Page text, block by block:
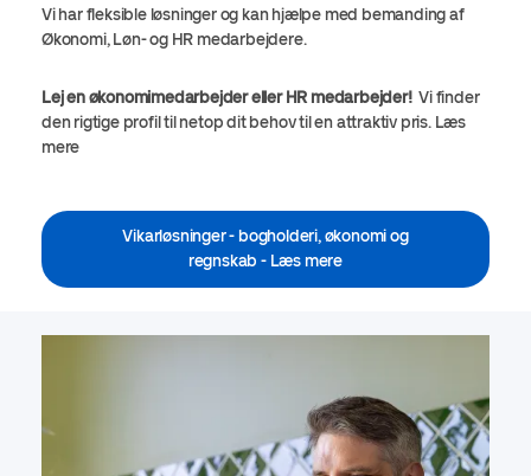
Vi har fleksible løsninger og kan hjælpe med bemanding af
Økonomi, Løn- og HR medarbejdere.
Lej en økonomimedarbejder eller HR medarbejder! Vi finder
den rigtige profil til netop dit behov til en attraktiv pris. Læs
mere
Vikarløsninger - bogholderi, økonomi og
regnskab - Læs mere